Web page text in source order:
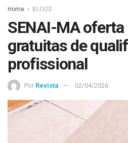
Home BLOGS
SENAI-MA oferta
gratuitas de
profissional
Por Revista 02/04/2026